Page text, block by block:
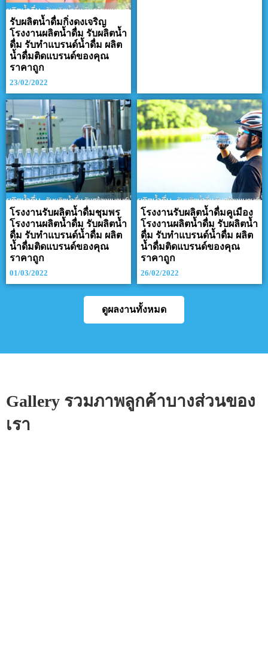
รับผลิตน้ำดื่มกิ่งดงเจริญ
โรงงานผลิตน้ำดื่ม รับผลิตน้ำ
ดื่ม รับทำแบรนด์น้ำดื่ม ผลิต
น้ำดื่มติดแบรนด์ของคุณ
ราคาถูก
23/02/2022
โรงงานรับผลิตน้ำดื่มชุมพร
โรงงานผลิตน้ำดื่ม รับผลิตน้ำ
ดื่ม รับทำแบรนด์น้ำดื่ม ผลิต
น้ำดื่มติดแบรนด์ของคุณ
ราคาถูก
01/03/2022
โรงงานรับผลิตน้ำดื่มคูเมือง
โรงงานผลิตน้ำดื่ม รับผลิตน้ำ
ดื่ม รับทำแบรนด์น้ำดื่ม ผลิต
น้ำดื่มติดแบรนด์ของคุณ
ราคาถูก
26/02/2022
ดูผลงานทั้งหมด
Gallery รวมภาพลูกค้าบางส่วนของ
เรา